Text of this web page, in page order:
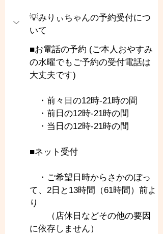
💡みりぃちゃんの予約受付につ
いて
■お電話の予約 (ご本人おやすみ
の水曜でもご予約の受付電話は
大丈夫です)
・前々日の12時-21時の間
・前日の12時-21時の間
・当日の12時-21時の間
■ネット受付
・ご希望日時からさかのぼっ
て、2日と13時間（61時間）前よ
り
（店休日などその他の要因
に依存しません）